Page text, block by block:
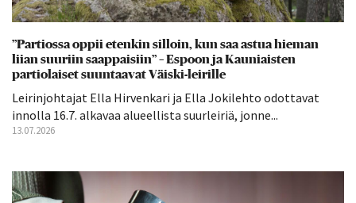
”Partiossa oppii etenkin silloin, kun saa astua hieman
liian suuriin saappaisiin” – Espoon ja Kauniaisten
partiolaiset suuntaavat Väiski-leirille
Leirinjohtajat Ella Hirvenkari ja Ella Jokilehto odottavat
innolla 16.7. alkavaa alueellista suurleiriä, jonne...
13.07.2026